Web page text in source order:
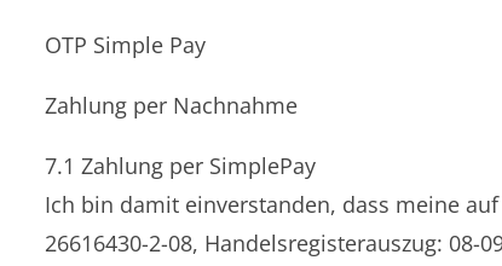
OTP Simple Pay
Zahlung per Nachnahme
7.1 Zahlung per SimplePay
Ich bin damit einverstanden, dass meine
26616430-2-08, Handelsregisterauszug: 08-